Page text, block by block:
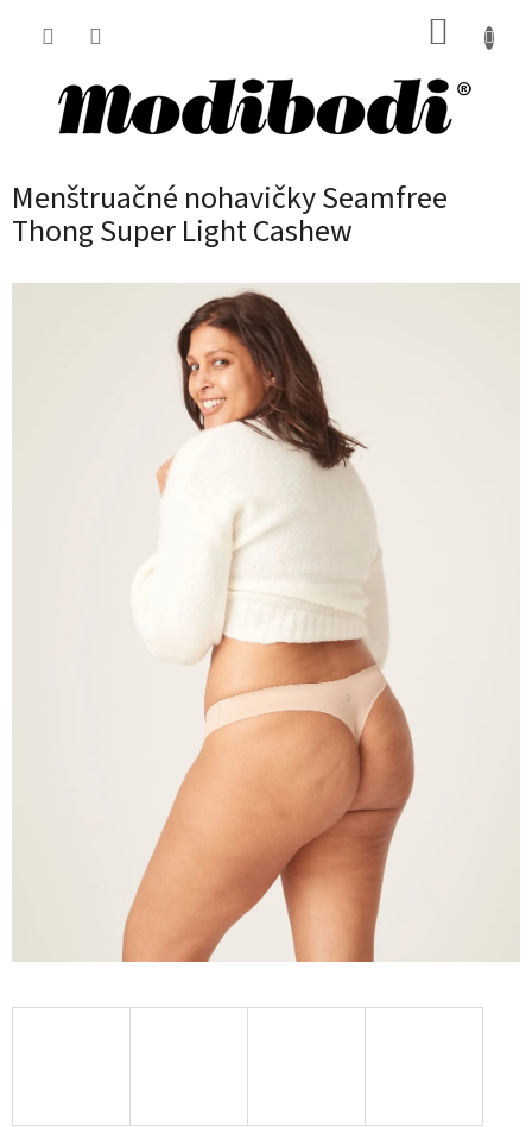
Menštruačné nohavičky Seamfree
Thong Super Light Cashew